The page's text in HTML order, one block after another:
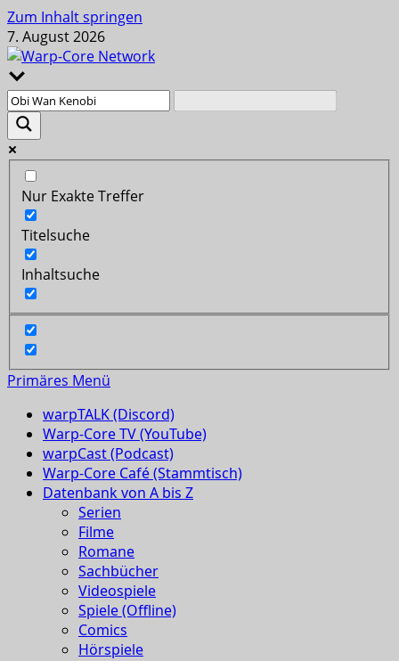
Zum Inhalt springen
7. August 2026
Nur Exakte Treffer
Titelsuche
Inhaltsuche
Primäres Menü
warpTALK (Discord)
Warp-Core TV (YouTube)
warpCast (Podcast)
Warp-Core Café (Stammtisch)
Datenbank von A bis Z
Serien
Filme
Romane
Sachbücher
Videospiele
Spiele (Offline)
Comics
Hörspiele